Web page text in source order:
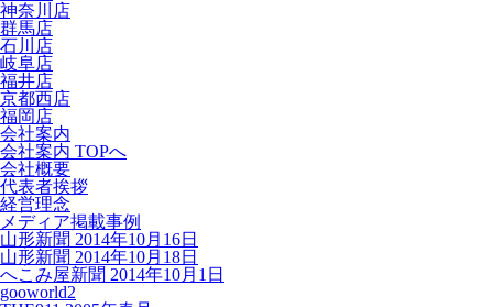
神奈川店
群馬店
石川店
岐阜店
福井店
京都西店
福岡店
会社案内
会社案内 TOPへ
会社概要
代表者挨拶
経営理念
メディア掲載事例
山形新聞 2014年10月16日
山形新聞 2014年10月18日
へこみ屋新聞 2014年10月1日
gooworld2